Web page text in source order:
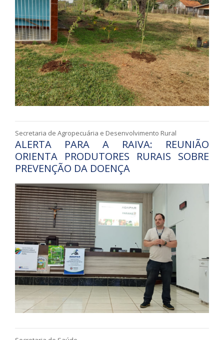
Secretaria de Agropecuária e Desenvolvimento Rural
ALERTA PARA A RAIVA: REUNIÃO
ORIENTA PRODUTORES RURAIS SOBRE
PREVENÇÃO DA DOENÇA